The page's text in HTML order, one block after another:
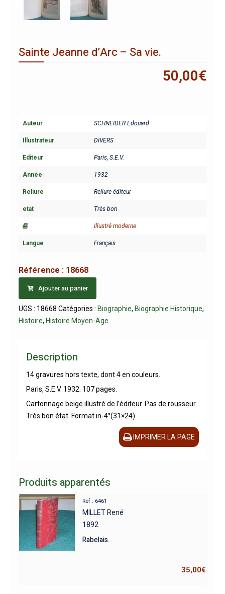
Sainte Jeanne d’Arc – Sa vie.
50,00€
Auteur SCHNEIDER Edouard
Illustrateur DIVERS
Editeur Paris, S.E.V.
Année 1932
Reliure Reliure éditeur
etat Très bon
Illustré moderne
Langue Français
Référence : 18668
Ajouter au panier
UGS : 18668 Catégories : Biographie, Biographie Historique,
Histoire, Histoire Moyen-Age
Description
14 gravures hors texte, dont 4 en couleurs.
Paris, S.E.V. 1932. 107 pages.
Cartonnage beige illustré de l’éditeur. Pas de rousseur.
Très bon état. Format in-4°(31×24).
IMPRIMER LA PAGE
Produits apparentés
Réf : 6461
MILLET René
1892
Rabelais.
35,00€